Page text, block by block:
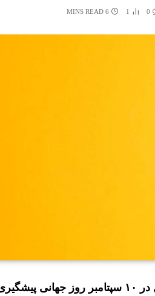
0
1
6 MINS READ
ما هر سال در ۱۰ سپتامبر روز